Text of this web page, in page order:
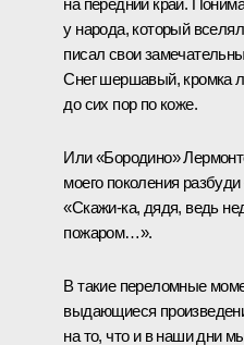
у народа, который
писал свои
Снег шершавый, кромка
до сих пор по коже.
Или «Бородино»
моего поколения
«Скажи-ка, дядя, ведь
пожаром…».
В такие переломные
выдающиеся
на то, что и в наши дни